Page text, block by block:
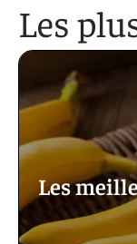
Les
Les